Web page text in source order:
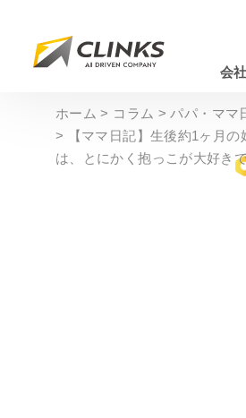
会
ホーム > コラム > パパ・ママ
>
【ママ日記】生後約1ヶ月の
は、とにかく抱っこが大好き